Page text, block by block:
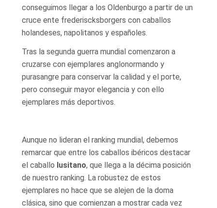
conseguimos llegar a los Oldenburgo a partir de un
cruce ente frederiscksborgers con caballos
holandeses, napolitanos y españoles.
Tras la segunda guerra mundial comenzaron a
cruzarse con ejemplares anglonormando y
purasangre para conservar la calidad y el porte,
pero conseguir mayor elegancia y con ello
ejemplares más deportivos.
Aunque no lideran el ranking mundial, debemos
remarcar que entre los caballos ibéricos destacar
el caballo lusitano, que llega a la décima posición
de nuestro ranking. La robustez de estos
ejemplares no hace que se alejen de la doma
clásica, sino que comienzan a mostrar cada vez